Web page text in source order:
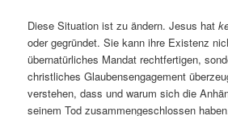
Diese Situation ist zu ändern. Jesus hat
oder gegründet. Sie kann ihre Existenz
übernatürliches Mandat rechtfertigen,
christliches Glaubensengagement
verstehen, dass und warum sich die
seinem Tod zusammengeschlossen